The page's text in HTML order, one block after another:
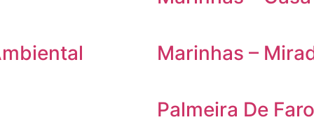
Marinhas –
Palmeira De